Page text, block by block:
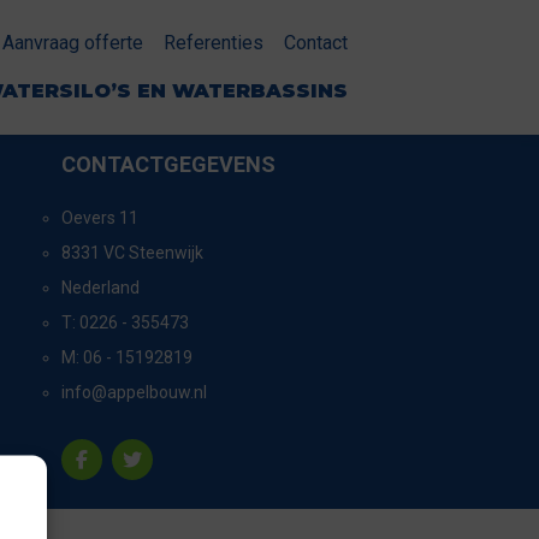
Aanvraag offerte Referenties Contact
EN WATERBASSINS
CONTACTGEGEVENS
Oevers 11
8331 VC Steenwijk
Nederland
T: 0226 - 355473
M: 06 - 15192819
info@appelbouw.nl